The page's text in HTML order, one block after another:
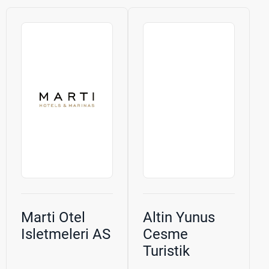
Marti Otel
Isletmeleri AS
Altin Yunus
Cesme
Turistik